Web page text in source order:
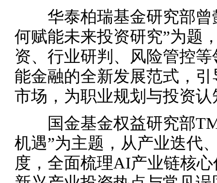
华泰柏瑞基金研究部曾
何赋能未来投资研究”为题
资、行业研判、风险管控
能金融的全新发展范式，
市场，为职业规划与投资
国金基金权益研究部
机遇”为主题，从产业迭代
度，全面梳理AI产业链核